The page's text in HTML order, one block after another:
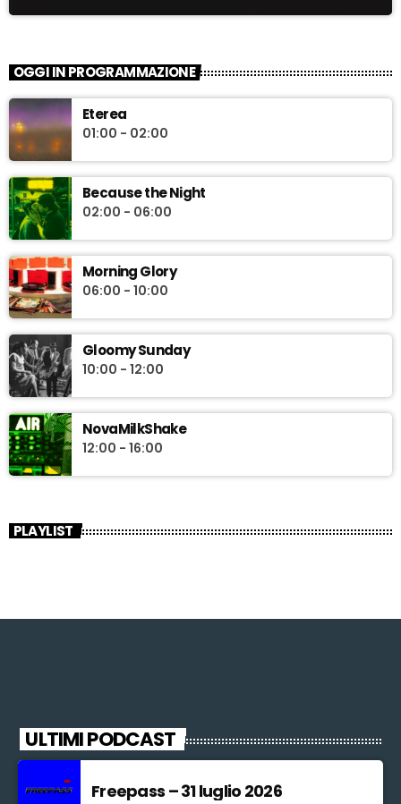
OGGI IN PROGRAMMAZIONE
Eterea
01:00 - 02:00
Because the Night
02:00 - 06:00
Morning Glory
06:00 - 10:00
Gloomy Sunday
10:00 - 12:00
NovaMilkShake
12:00 - 16:00
PLAYLIST
ULTIMI PODCAST
Freepass – 31 luglio 2026